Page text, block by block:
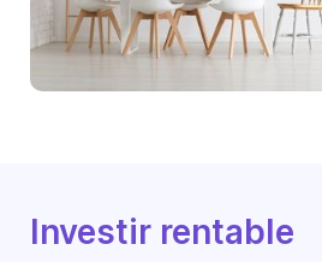
Investir rentable